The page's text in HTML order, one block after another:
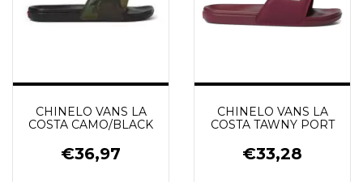
CHINELO VANS LA
COSTA CAMO/BLACK
€36,97
CHINELO VANS LA
COSTA TAWNY PORT
€33,28